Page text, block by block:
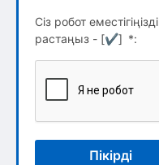
Сіз робот еместігіңізді
растаңыз - [✔] *:
Пікірді